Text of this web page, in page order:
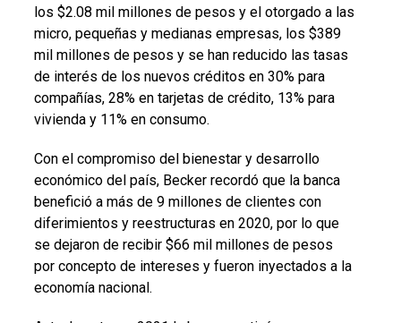
los $2.08 mil millones de pesos y el otorgado a las
micro, pequeñas y medianas empresas, los $389
mil millones de pesos y se han reducido las tasas
de interés de los nuevos créditos en 30% para
compañías, 28% en tarjetas de crédito, 13% para
vivienda y 11% en consumo.
Con el compromiso del bienestar y desarrollo
económico del país, Becker recordó que la banca
benefició a más de 9 millones de clientes con
diferimientos y reestructuras en 2020, por lo que
se dejaron de recibir $66 mil millones de pesos
por concepto de intereses y fueron inyectados a la
economía nacional.